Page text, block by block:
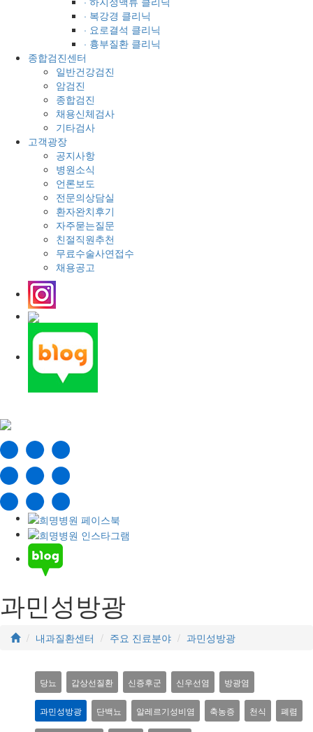
· 복강경 클리닉
· 요로결석 클리닉
· 흉부질환 클리닉
종합검진센터
일반건강검진
암검진
종합검진
채용신체검사
기타검사
고객광장
공지사항
병원소식
언론보도
전문의상담실
환자완치후기
자주묻는질문
친절직원추천
무료수술사연접수
채용공고
과민성방광
내과질환센터 주요 진료분야 과민성방광
당뇨 갑상선질환 신증후군 신우선염 방광염
과민성방광 단백뇨 알레르기성비염 축농증 천식 폐렴